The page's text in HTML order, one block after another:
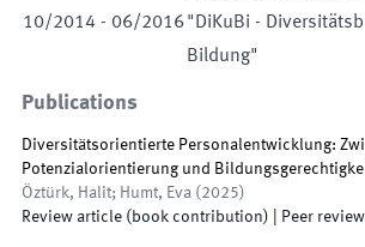
10/2014 - 06/2016"DiKuBi -
Bildung"
Publications
Diversitätsorientierte Personalentwicklung:
Potenzialorientierung und
Öztürk, Halit; Humt, Eva ( 2025)
Review article (book contribution) | Peer